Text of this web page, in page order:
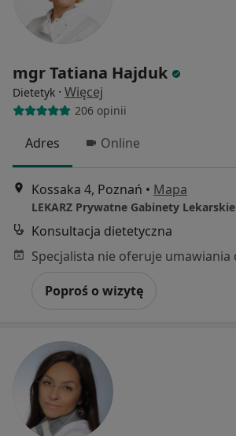
mgr Tatiana Hajduk
Dietetyk · Więcej
206 opinii
Adres Online
Kossaka 4, Poznań • Mapa
LEKARZ Prywatne Gabinety Lekarskie
Konsultacja dietetyczna
Poproś o wizytę